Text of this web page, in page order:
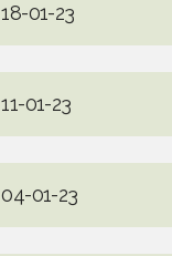
01-23
01-23
01-23